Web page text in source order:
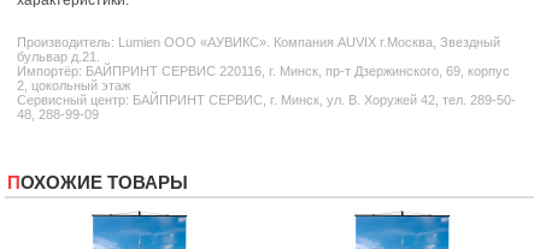
Производитель: Lumien ООО «АУВИКС». Компания AUVIX г.Москва, Звездный
бульвар д.21.
Импортёр: БАЙПРИНТ СЕРВИС 220116, г. Минск, пр-т Дзержинского, 69, корпус
2, цокольный этаж
Сервисный центр: БАЙПРИНТ СЕРВИС, г. Минск, ул. В. Хоружей 42, тел. 289-50-
48, 288-99-09
ПОХОЖИЕ ТОВАРЫ